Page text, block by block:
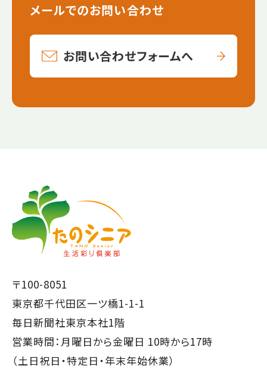
メールでのお問い合わせ
お問い合わせフォームへ
す】
〒100-8051
東京都千代田区一ツ橋1-1-1
毎日新聞社東京本社1階
営業時間：月曜日から金曜日 10時から17時
（土日祝日・特定日・年末年始休業）